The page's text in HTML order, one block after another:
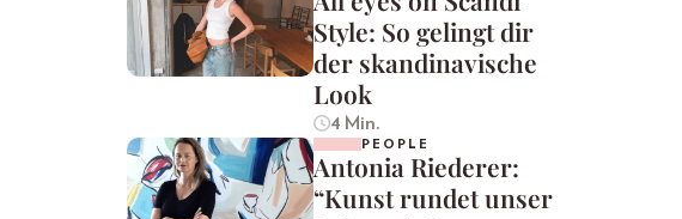
Style: So gelingt dir
der skandinavische
Look
4 Min.
PEOPLE
Antonia Riederer:
“Kunst rundet unser